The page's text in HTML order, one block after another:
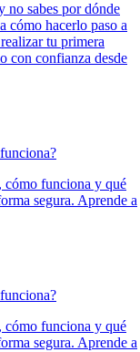
no sabes por dónde
cómo hacerlo paso a
tu primera
con confianza desde
cómo funciona y qué
segura. Aprende a
cómo funciona y qué
segura. Aprende a